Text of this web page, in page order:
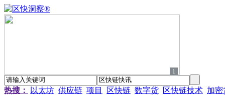
1
热搜： 以太坊 供应链 项目 区快链 数字货 区快链技术 加密